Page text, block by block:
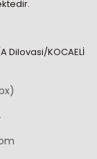
Dilovasi/KOCAELİ